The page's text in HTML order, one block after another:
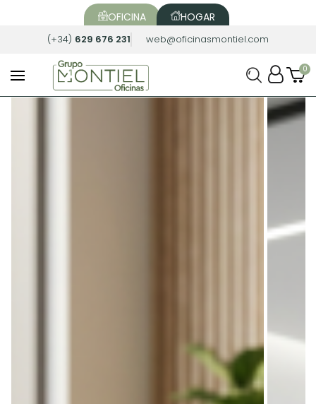
OFICINA HOGAR
(+34) 629 676 231 web@oficinasmontiel.com